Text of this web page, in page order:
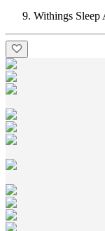
Withings Sleep